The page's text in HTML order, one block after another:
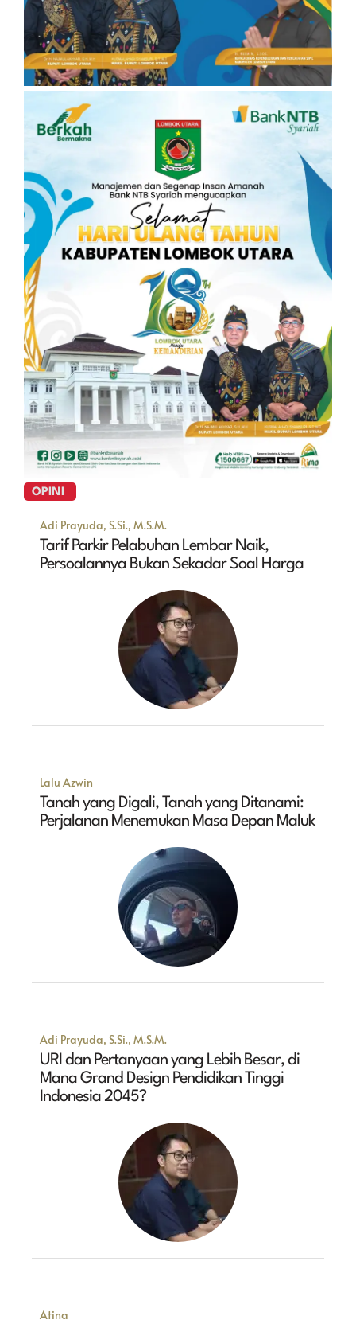
OPINI
Adi Prayuda, S.Si., M.S.M.
Tarif Parkir Pelabuhan Lembar Naik,
Persoalannya Bukan Sekadar Soal Harga
Lalu Azwin
Tanah yang Digali, Tanah yang Ditanami:
Perjalanan Menemukan Masa Depan Maluk
Adi Prayuda, S.Si., M.S.M.
URI dan Pertanyaan yang Lebih Besar, di
Mana Grand Design Pendidikan Tinggi
Indonesia 2045?
Atina